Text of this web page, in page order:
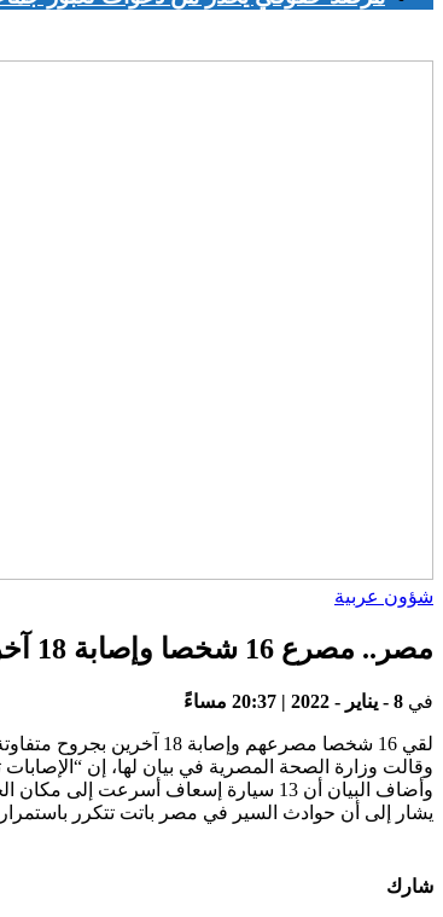
شؤون عربية
مصر.. مصرع 16 شخصا وإصابة 18 آخرين بجروح في حادثة سير وقعت بين حافلتين بمحافظة جنوب سيناء
في 8 - يناير - 2022 | 20:37 مساءً
لقي 16 شخصا مصرعهم وإصابة 18 آخرين بجروح متفاوتة الخطورة جراء حادثة سير وقعت، صباح اليوم السبت، بين حافلة كبيرة وأخرى صغيرة‭‭‭ ‬‬‬على الطريق بين السويس وطور سيناء بمصر.
وقالت وزارة الصحة المصرية في بيان لها، إن
وأضاف البيان أن 13 سيارة إسعاف أسرعت إلى مكان الحادث ونقلت المصابين إلى مستشفيات طور سيناء وشرم الشيخ.
يشار إلى أن حوادث السير في مصر باتت تتكرر
شارك